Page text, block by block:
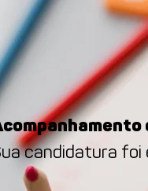
candidatura foi